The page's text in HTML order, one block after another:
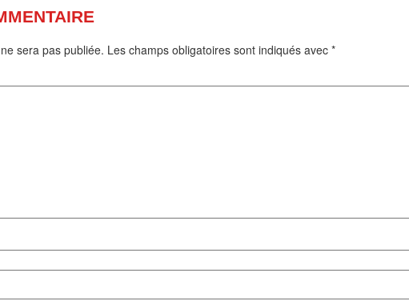
sera pas publiée. Les champs obligatoires sont indiqués avec *